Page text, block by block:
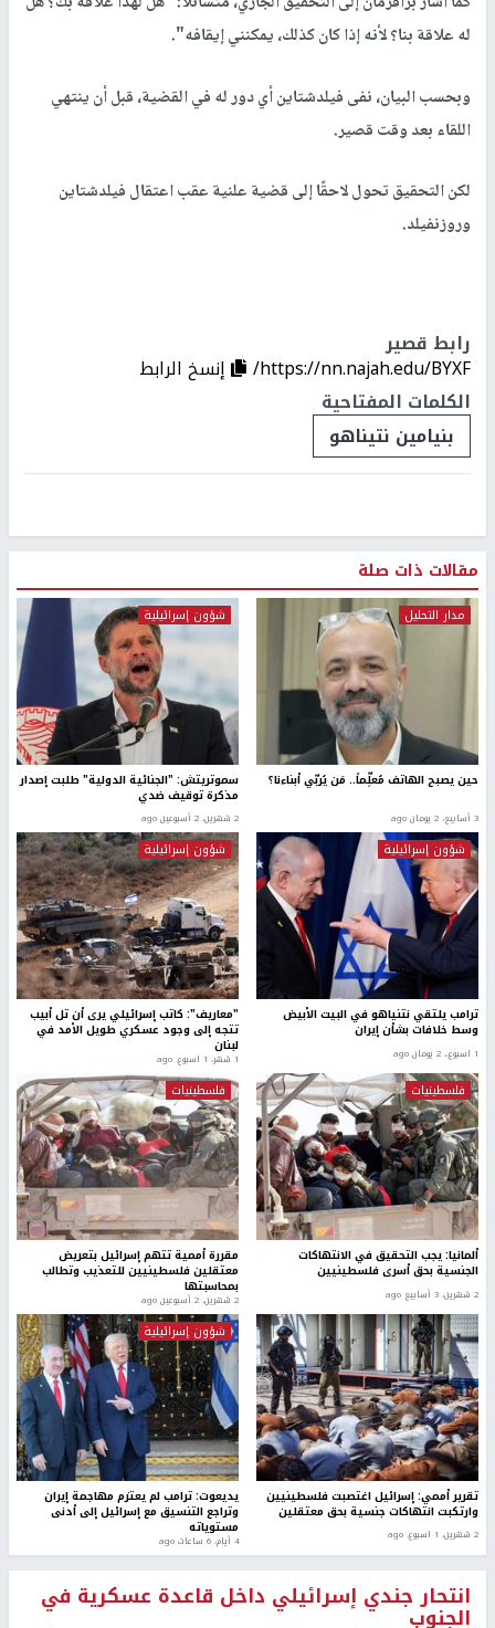
له علاقة بنا؟ لأنه إذا كان كذلك، يمكنني إيقافه".
وبحسب البيان، نفى فيلدشتاين أي دور له في القضية، قبل أن ينتهي
اللقاء بعد وقت قصير.
لكن التحقيق تحول لاحقًا إلى قضية علنية عقب اعتقال فيلدشتاين
وروزنفيلد.
رابط قصير
https://nn.najah.edu/BYXF/
إنسخ الرابط
الكلمات المفتاحية
بنيامين نتيناهو
مقالات ذات صلة
مدار التحليل
حين يصبح الهاتف مُعلِّماً.. مَن يُربّي أبناءنا؟
3 أسابيع، 2 يومان ago
شؤون إسرائيلية
سموتريتش: "الجنائية الدولية" طلبت إصدار
مذكرة توقيف ضدي
2 شهرين، 2 أسبوعين ago
شؤون إسرائيلية
ترامب يلتقي نتنياهو في البيت الأبيض
وسط خلافات بشأن إيران
1 اسبوع.، 2 يومان ago
شؤون إسرائيلية
"معاريف": كاتب إسرائيلي يرى أن تل أبيب
تتجه إلى وجود عسكري طويل الأمد في
لبنان
1 شهر، 1 اسبوع. ago
فلسطينيات
ألمانيا: يجب التحقيق في الانتهاكات
الجنسية بحق أسرى فلسطينيين
2 شهرين، 3 أسابيع ago
فلسطينيات
مقررة أممية تتهم إسرائيل بتعريض
معتقلين فلسطينيين للتعذيب وتطالب
بمحاسبتها
2 شهرين، 2 أسبوعين ago
تقرير أممي: إسرائيل اغتصبت فلسطينيين
وارتكبت انتهاكات جنسية بحق معتقلين
2 شهرين، 1 اسبوع. ago
شؤون إسرائيلية
يديعوت: ترامب لم يعتزم مهاجمة إيران
وتراجع التنسيق مع إسرائيل إلى أدنى
مستوياته
4 أيام، 6 ساعات ago
انتحار جندي إسرائيلي داخل قاعدة عسكرية في
الجنوب